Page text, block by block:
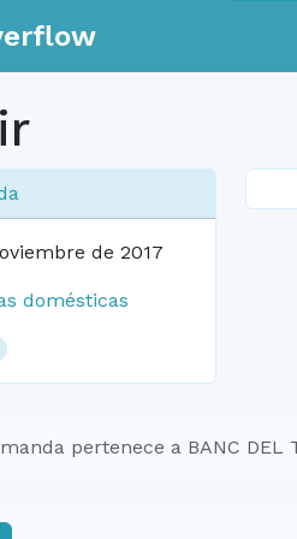
de 2017
domésticas
pertenece a BANC DEL